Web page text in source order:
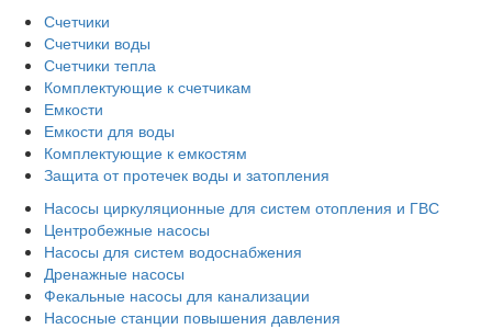
Счетчики
Счетчики воды
Счетчики тепла
Комплектующие к счетчикам
Емкости
Емкости для воды
Комплектующие к емкостям
Защита от протечек воды и затопления
Насосы циркуляционные для систем отопления и ГВС
Центробежные насосы
Насосы для систем водоснабжения
Дренажные насосы
Фекальные насосы для канализации
Насосные станции повышения давления